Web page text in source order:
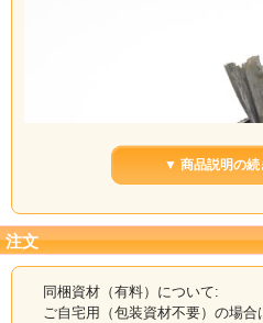
▼ 商品説明の
注文
同梱資材（有料）について:
ご自宅用（包装資材不要）の場